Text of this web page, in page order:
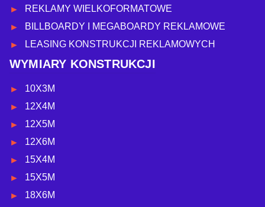
REKLAMY WIELKOFORMATOWE
BILLBOARDY I MEGABOARDY REKLAMOWE
LEASING KONSTRUKCJI REKLAMOWYCH
WYMIARY KONSTRUKCJI
10X3M
12X4M
12X5M
12X6M
15X4M
15X5M
18X6M